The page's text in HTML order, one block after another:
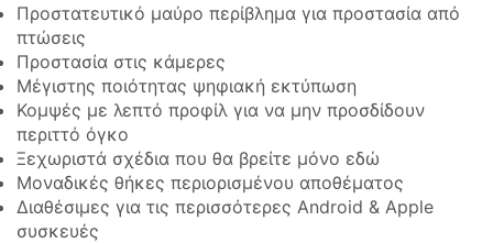
Προστατευτικό μαύρο περίβλημα για προστασία από
πτώσεις
Προστασία στις κάμερες
Μέγιστης ποιότητας ψηφιακή εκτύπωση
Κομψές με λεπτό προφίλ για να μην προσδίδουν
περιττό όγκο
Ξεχωριστά σχέδια που θα βρείτε μόνο εδώ
Μοναδικές θήκες περιορισμένου αποθέματος
Διαθέσιμες για τις περισσότερες Android & Apple
συσκευές